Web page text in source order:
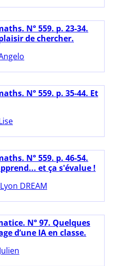
N° 559. p. 23-34.
de chercher.
N° 559. p. 35-44. Et
N° 559. p. 46-54.
et ça s'évalue !
DREAM
N° 97. Quelques
d’une IA en classe.